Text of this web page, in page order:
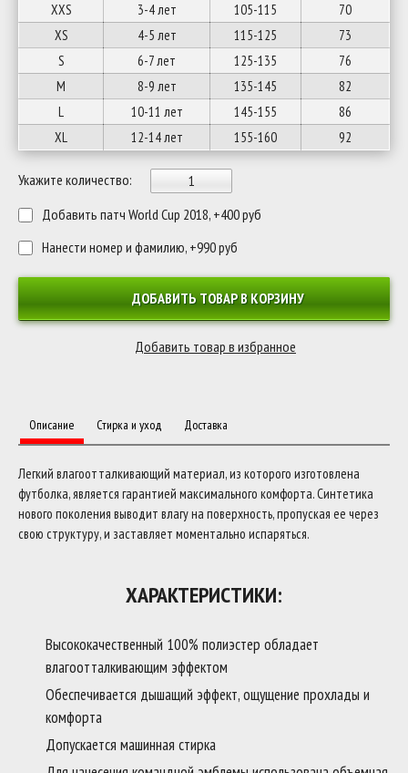
XXS
3-4 лет 105-115
70
XS
4-5 лет 115-125
73
S
6-7 лет 125-135
76
M
8-9 лет 135-145
82
L
10-11 лет 145-155
86
XL
12-14 лет 155-160 92
Укажите количество:
Добавить патч World Cup 2018, +400 руб
Нанести номер и фамилию, +990 руб
ДОБАВИТЬ ТОВАР В КОРЗИНУ
Описание Стирка и уход Доставка
Легкий влагоотталкивающий материал, из которого изготовлена
футболка, является гарантией максимального комфорта. Синтетика
нового поколения выводит влагу на поверхность, пропуская ее через
свою структуру, и заставляет моментально испаряться.
ХАРАКТЕРИСТИКИ:
Высококачественный 100% полиэстер обладает
влагоотталкивающим эффектом
Обеспечивается дышащий эффект, ощущение прохлады и
комфорта
Допускается машинная стирка